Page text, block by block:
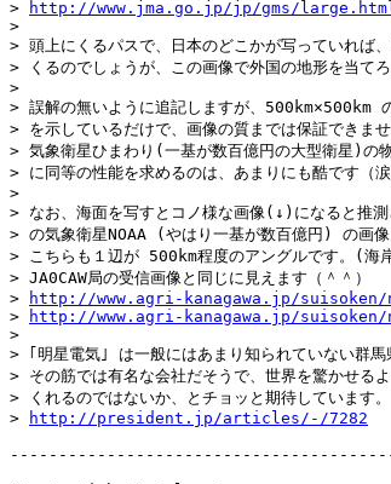
>
http://www.jma.go.jp/jp/gms/
>
> 頭上にくるパスで、日本のどこかが写っていれば
> くるのでしょうが、この画像で外国の地形を当てろ
>
> 誤解の無いように追記しますが、500km×500km
> を示しているだけで、画像の質までは保証できま
> 気象衛星ひまわり(一基が数百億円の大型衛星)の
> に同等の性能を求めるのは、あまりにも酷です（涙
>
> なお、海面を写すとコノ様な画像(↓)になると推測
> の気象衛星NOAA (やはり一基が数百億円) の画像
> こちらも１辺が 500km程度のアングルです。(海
> JA0CAW局の受信画像と同じに見えます（＾＾）
>
http://www.agri-kanagawa.jp/suisoken/
>
http://www.agri-kanagawa.jp/suisoken/
>
> ｢明星電気｣ は一般にはあまり知られていない群馬
> その筋では有名な会社だそうで、世界を驚かせる
> くれるのではないか、とチョッと期待しています。
>
http://president.jp/articles/-/7282